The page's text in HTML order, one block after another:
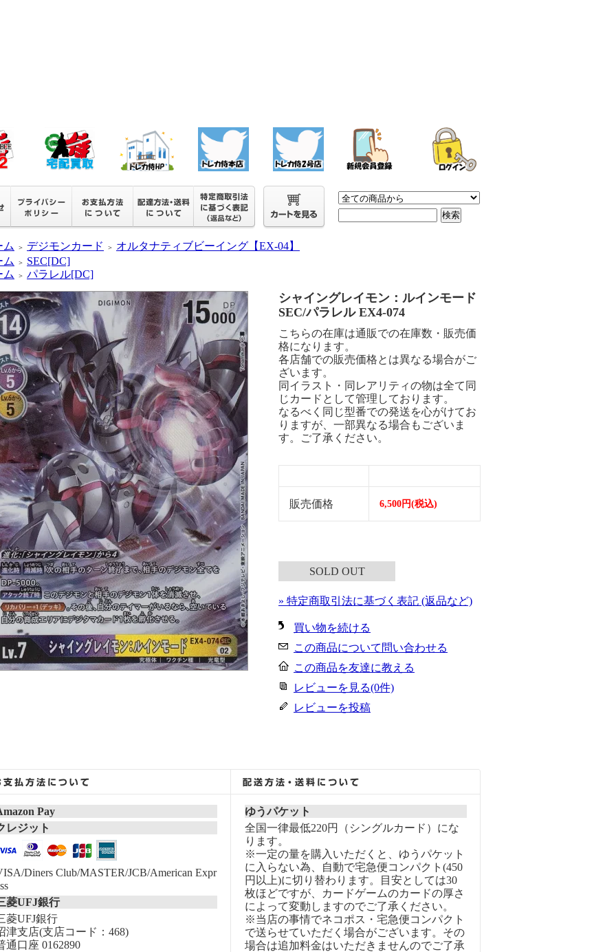
ム ＞ デジモンカード ＞
オルタナティブビーイング【EX-04】
ム
＞
SEC[DC]
ム
＞ パラレル[DC]
シャイングレイモン：ルインモード
SEC/パラレル EX4-074
こちらの在庫は通販での在庫数・販売価
格になります。
各店舗での販売価格とは異なる場合がご
ざいます。
同イラスト・同レアリティの物は全て同
じカードとして管理しております。
なるべく同じ型番での発送を心がけてお
りますが、一部異なる場合もございま
す。ご了承ください。
販売価格 6,500円(税込)
SOLD OUT
» 特定商取引法に基づく表記 (返品など)
買い物を続ける
この商品について問い合わせる
この商品を友達に教える
レビューを見る(0件)
レビューを投稿
Pay
レジット
Diners Club/MASTER/JCB/American Expr
菱UFJ銀行
菱UFJ銀行
津支店(支店コード：468)
通口座 0162890
ゆうパケット
全国一律最低220円（シングルカード）にな
ります。
※一定の量を購入いただくと、ゆうパケット
に入らない為、自動で宅急便コンパクト(450
円以上)に切り替わります。目安としては30
枚ほどですが、カードゲームのカードの厚さ
によって変動しますのでご了承ください。
※当店の事情でネコポス・宅急便コンパクト
で送らせていただく場合がございます。その
場合は追加料金はいただきませんのでご了承